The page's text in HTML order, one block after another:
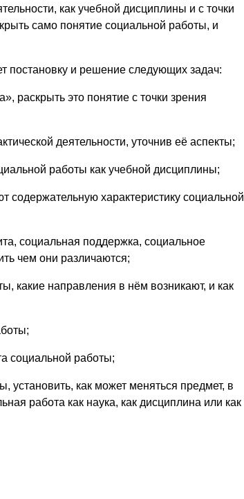
как учебной дисциплины и с точки
само понятие социальной работы, и
постановку и решение следующих задач:
раскрыть это понятие с точки зрения
деятельности, уточнив её аспекты;
работы как учебной дисциплины;
содержательную характеристику социальной
социальная поддержка, социальное
чем они различаются;
какие направления в нём возникают, и как
социальной работы;
установить, как может меняться предмет, в
работа как наука, как дисциплина или как